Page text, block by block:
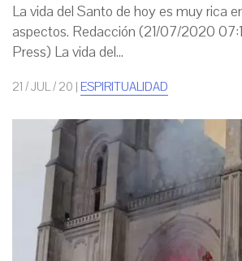
La vida del Santo de hoy es muy rica
aspectos. Redacción (21/07/2020
Press) La vida del...
21 / JUL / 20 | ESPIRITUALIDAD